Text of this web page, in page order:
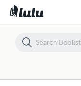
J’ai peur d‘avoir confié